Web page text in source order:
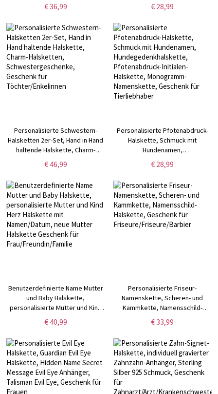
€ 36,99
Geburtstags-/Hochzeits-/
für
Mädchen/Frauen/Mutter/Freunde
€ 28,99
Personalisierte Schwestern-
Halsketten 2er-Set, Hand in Hand
haltende Halskette, Charm-
Halsketten,
Schwestergeschenke, Geschenk
€ 46,99
Personalisierte Pfotenabdruck-
Halskette, Schmuck mit
Hundenamen,
Hundegedenkhalskette,
Pfotenabdruck-Initialen-
Namenskette, Geschenk für
Tierliebhaber
€ 28,99
Benutzerdefinierte Name Mutter
und Baby Halskette,
personalisierte Mutter und Kind
Herz Halskette mit
Namen/Datum, neue Mutter
Frau/Freundin/Familie
€ 40,99
Personalisierte Friseur-
Namenskette, Scheren- und
Kammkette, Namensschild-
Halskette, Geschenk für
Friseure/Friseure/Barbier
€ 33,99